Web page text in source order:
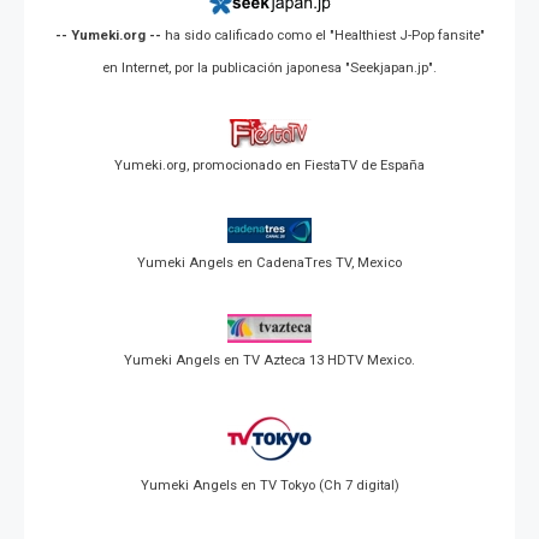
-- Yumeki.org -- ha sido calificado como el "Healthiest J-Pop fansite"
en Internet, por la publicación japonesa "Seekjapan.jp".
Yumeki.org, promocionado en FiestaTV de España
Yumeki Angels en CadenaTres TV, Mexico
Yumeki Angels en TV Azteca 13 HDTV Mexico.
Yumeki Angels en TV Tokyo (Ch 7 digital)